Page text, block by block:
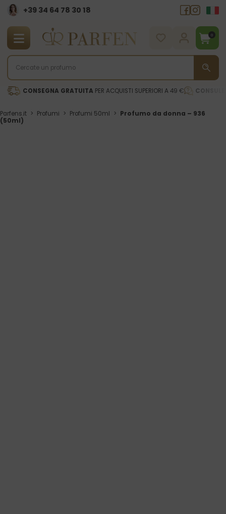
+39 34 64 78 30 18
0
CONSEGNA GRATUITA PER ACQUISTI SUPERIORI A 49 €
Parfens.it > Profumi > Profumi 50ml > Profumo da donna – 936
(50ml)